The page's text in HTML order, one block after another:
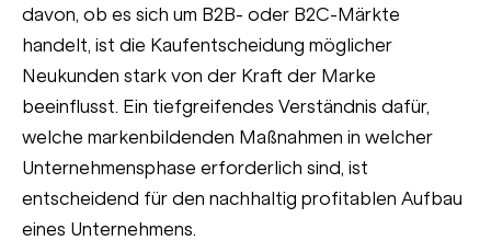
davon, ob es sich um B2B- oder B2C-Märkte
handelt, ist die Kaufentscheidung möglicher
Neukunden stark von der Kraft der Marke
beeinflusst. Ein tiefgreifendes Verständnis dafür,
welche markenbildenden Maßnahmen in welcher
Unternehmensphase erforderlich sind, ist
entscheidend für den nachhaltig profitablen Aufbau
eines Unternehmens.